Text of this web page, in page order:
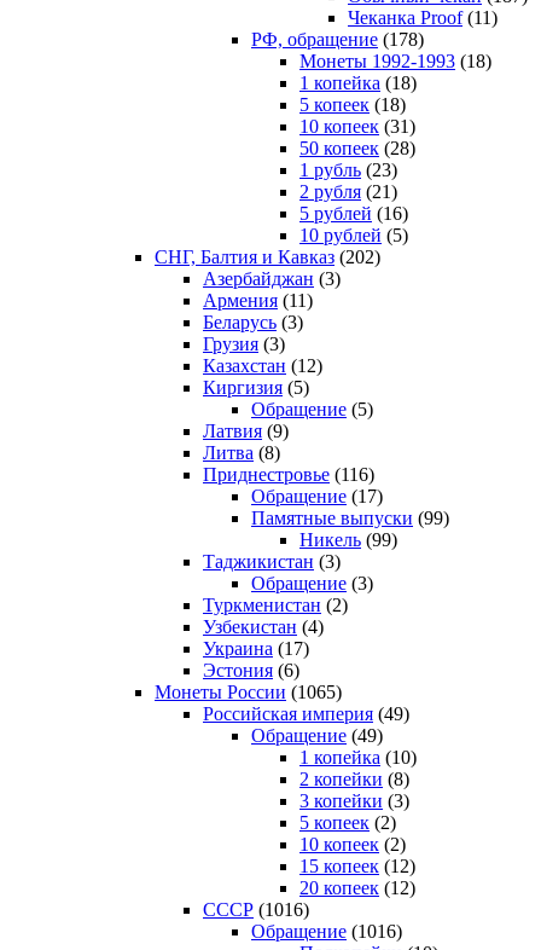
Чеканка Proof(11)
РФ, обращение (178)
Монеты 1992-1993 (18)
1 копейка (18)
5 копеек (18)
10 копеек (31)
50 копеек (28)
1 рубль (23)
2 рубля (21)
5 рублей (16)
10 рублей (5)
СНГ, Балтия и Кавказ (202)
Азербайджан (3)
Армения (11)
Беларусь (3)
Грузия (3)
Казахстан (12)
Киргизия (5)
Обращение (5)
Латвия (9)
Литва (8)
Приднестровье (116)
Обращение (17)
Памятные выпуски (99)
Никель (99)
Таджикистан (3)
Обращение (3)
Туркменистан (2)
Узбекистан (4)
Украина (17)
Эстония (6)
Монеты России (1065)
Российская империя (49)
Обращение (49)
1 копейка (10)
2 копейки (8)
3 копейки (3)
5 копеек (2)
10 копеек (2)
15 копеек (12)
20 копеек (12)
СССР (1016)
Обращение (1016)